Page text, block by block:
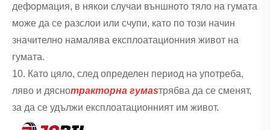
деформация, в някои случаи външното тяло на гумата
може да се разслои или счупи, като по този начин
значително намалява експлоатационния живот на
гумата.
10. Като цяло, след определен период на употреба,
ляво и дяснотракторна гумаsтрябва да се сменят,
за да се удължи експлоатационният им живот.